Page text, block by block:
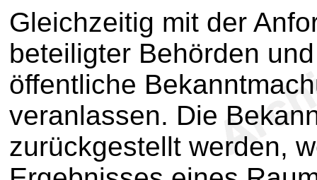
Gleichzeitig mit der
beteiligter Behörden
öffentliche
veranlassen. Die
zurückgestellt werden,